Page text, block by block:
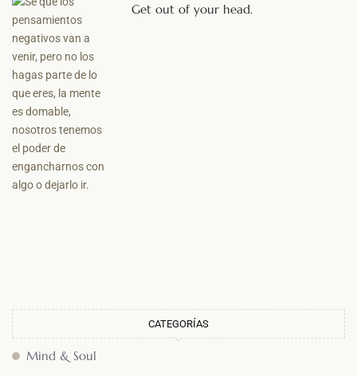
Get out of your head.
CATEGORÍAS
Mind & Soul